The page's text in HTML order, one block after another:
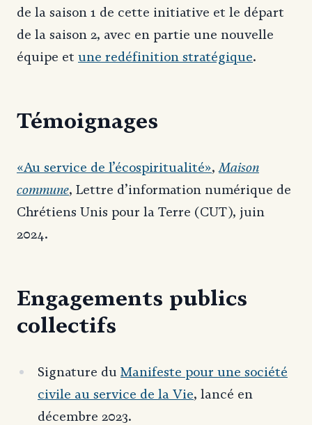
de la saison 1 de cette initiative et le départ
de la saison 2, avec en partie une nouvelle
équipe et une redéfinition stratégique.
Témoignages
«Au service de l’écospiritualité»,Maison
commune, Lettre d’information numérique de
Chrétiens Unis pour la Terre (CUT), juin
2024.
Engagements publics
collectifs
Signature du Manifeste pour une société
civile au service de la Vie, lancé en
décembre 2023.